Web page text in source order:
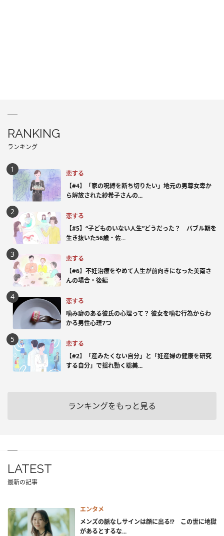
RANKING
ランキング
恋する
【#4】「家の呪縛を断ち切りたい」地元の男尊女卑か
ら解放された紗希子さんの...
恋する
【#5】“子どものいない人生”どうだった？ バブル期を
生き抜いた56歳・佐...
恋する
【#6】不妊治療をやめて人生が前向きになった美南さ
んの場合・後編
恋する
噛み癖のある彼氏の心理って？ 彼女を噛む行為からわ
かる男性心理7つ
恋する
【#2】「産みたくない自分」と「妊産婦の健康を研究
する自分」で揺れ動く聡美...
ランキングをもっと見る
LATEST
最新の記事
エンタメ
メンズの脈なしサインは顔に出る!? この世に地獄
があるとするな...